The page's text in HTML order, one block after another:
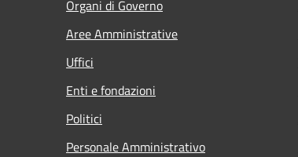
Organi di Governo
Aree Amministrative
Uffici
Enti e fondazioni
Politici
Personale Amministrativo